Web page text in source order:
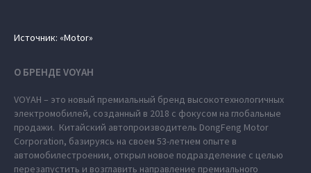
Источник: «Motor»
О БРЕНДЕ VOYAH
VOYAH – это новый премиальный бренд высокотехнологичных
электромобилей, созданный в 2018 с фокусом на глобальные
продажи. Китайский автопроизводитель DongFeng Motor
Corporation, базируясь на своем 53-летнем опыте в
автомобилестроении, открыл новое подразделение с целью
перезапустить и возглавить направление премиального